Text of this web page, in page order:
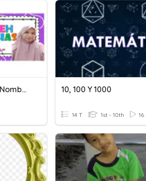
Pemulihan Matematik - Nombor Hingga 100 10, 100 Y 1000
14 T 1st - 10th 16